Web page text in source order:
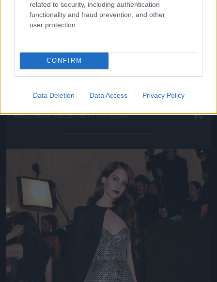
related to security, including authentication
functionality and fraud prevention, and other
user protection.
CONFIRM
Data Deletion Data Access Privacy Policy
Persze sokkal többet mutatott a hátából
Fotó: Nancy Kaszerman / Northfoto #9
Jön még kép!